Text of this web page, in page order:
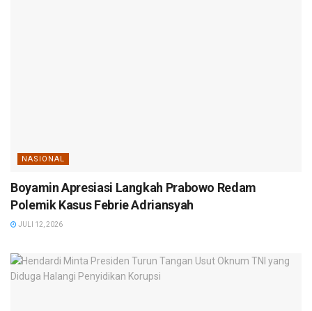
NASIONAL
Boyamin Apresiasi Langkah Prabowo Redam
Polemik Kasus Febrie Adriansyah
JULI 12, 2026